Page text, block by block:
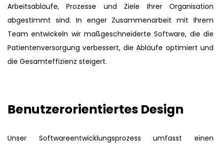
Arbeitsabläufe, Prozesse und Ziele Ihrer Organisation
abgestimmt sind. In enger Zusammenarbeit mit Ihrem
Team entwickeln wir maßgeschneiderte Software, die die
Patientenversorgung verbessert, die Abläufe optimiert und
die Gesamteffizienz steigert.
Benutzerorientiertes Design
Unser Softwareentwicklungsprozess umfasst einen